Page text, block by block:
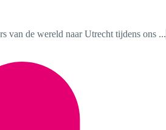
van de wereld naar Utrecht tijdens ons ...